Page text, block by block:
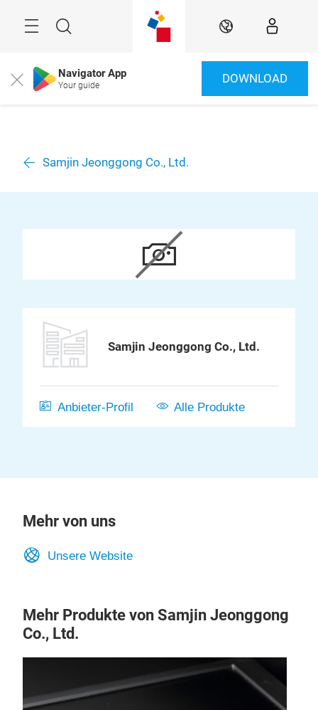
Suche DE
Close Navigator App
Your guide DOWNLOAD
Samjin Jeonggong Co., Ltd.
Samjin Jeonggong Co., Ltd.
Anbieter-Profil Alle Produkte
Mehr von uns
Unsere Website
Mehr Produkte von Samjin Jeonggong
Co., Ltd.